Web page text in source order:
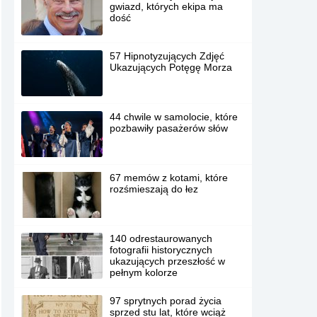
gwiazd, których ekipa ma
dość
57 Hipnotyzujących Zdjęć
Ukazujących Potęgę Morza
44 chwile w samolocie, które
pozbawiły pasażerów słów
67 memów z kotami, które
rozśmieszają do łez
140 odrestaurowanych
fotografii historycznych
ukazujących przeszłość w
pełnym kolorze
97 sprytnych porad życia
sprzed stu lat, które wciąż